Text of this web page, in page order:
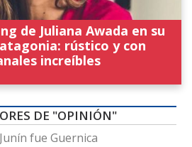
de Juliana Awada en su
rústico y con
increíbles
DE "OPINIÓN"
fue Guernica